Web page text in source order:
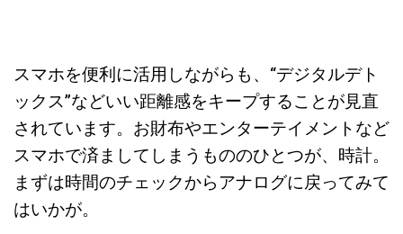
スマホを便利に活用しながらも、“デジタルデト
ックス”などいい距離感をキープすることが見直
されています。お財布やエンターテイメントなど
スマホで済ましてしまうもののひとつが、時計。
まずは時間のチェックからアナログに戻ってみて
はいかが。